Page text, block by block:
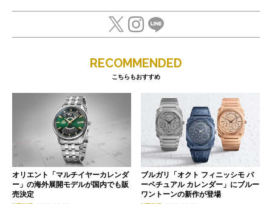
RECOMMENDED
こちらもおすすめ
オリエント「マルチイヤーカレンダ
ー」の海外展開モデルが国内でも販
売決定
ブルガリ「オクト フィニッシモ パ
ーペチュアル カレンダー」にブルー
ワントーンの新作が登場